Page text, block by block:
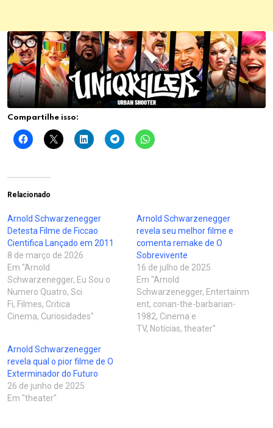
Compartilhe isso:
Relacionado
Arnold Schwarzenegger
Detesta Filme de Ficcao
Cientifica Lançado em 2011
8 de março de 2026
Em "Arnold
Schwarzenegger, Eu Sou o
Numero Quatro, Sci
Fi, Filmes, Critica
Cinema, Curiosidades"
Arnold Schwarzenegger
revela seu melhor filme e
comenta remake de O
Sobrevivente
16 de julho de 2025
Em "Arnold
Schwarzenegger, Entertainm
ent, conan-the-barbarian-
1982, Cinema e
TV, Notícias, theater"
Arnold Schwarzenegger
revela qual o pior filme de O
Exterminador do Futuro
26 de junho de 2025
Em "theater"